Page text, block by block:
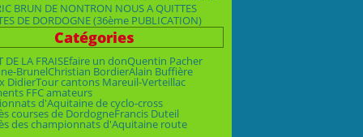
BRUN DE NONTRON NOUS A QUITTES
DE DORDOGNE (36ème PUBLICATION)
Catégories
DE LA FRAISEfaire un donQuentin Pacher
BrunelChristian BordierAlain Buffière
DidierTour cantons Mareuil-Verteillac
FFC amateurs
d'Aquitaine de cyclo-cross
courses de DordogneFrancis Duteil
des championnats d'Aquitaine route